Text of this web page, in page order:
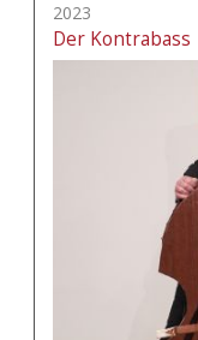
2023
Der Kontrabass